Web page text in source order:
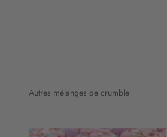
Autres mélanges de crumble